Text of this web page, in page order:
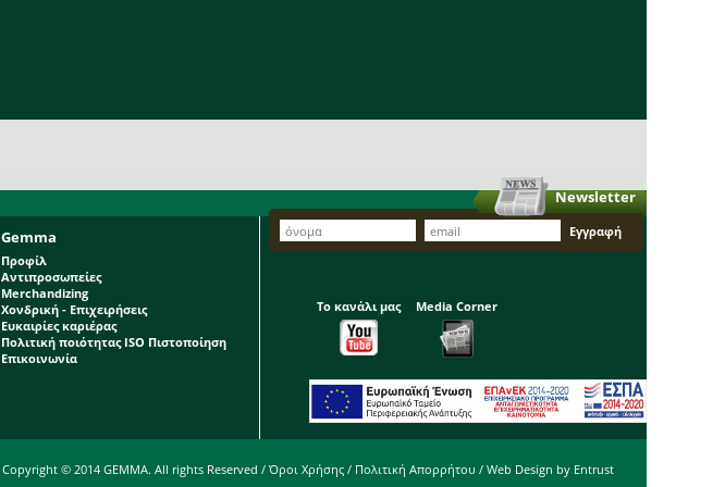
Gemma
Προφίλ
Αντιπροσωπείες
Merchandizing
Χονδρική - Επιχειρήσεις
Ευκαιρίες καριέρας
Πολιτική ποιότητας ISO Πιστοποίηση
Επικοινωνία
Newsletter
Το κανάλι μας Media Corner
Copyright © 2014 GEMMA. All rights Reserved / Όροι Χρήσης / Πολιτική Απορρήτου / Web Design by Entrust